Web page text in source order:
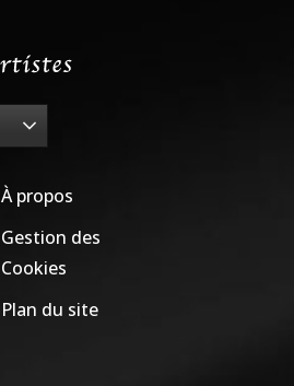
À propos
Gestion des
Cookies
Plan du site